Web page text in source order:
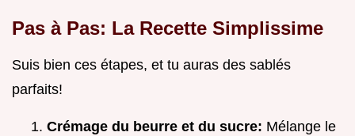
Pas à Pas: La Recette Simplissime
Suis bien ces étapes, et tu auras des sablés
parfaits!
Crémage du beurre et du sucre: Mélange le